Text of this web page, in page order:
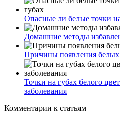
Опасные ли белые точки
Домашние методы
Причины появления белых
Точки на губах белого
заболевания
Комментарии к статьям